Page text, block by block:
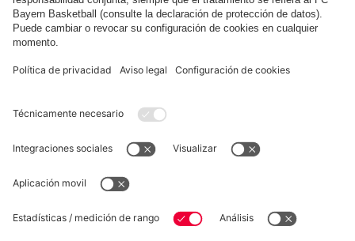
FC Bayern Store App
Privacidad